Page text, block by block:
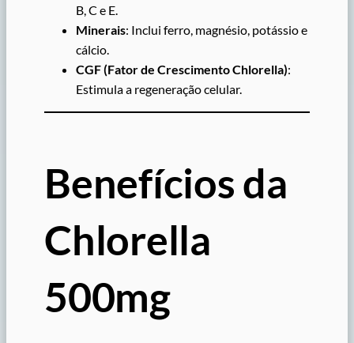
B, C e E.
Minerais: Inclui ferro, magnésio, potássio e
cálcio.
CGF (Fator de Crescimento Chlorella):
Estimula a regeneração celular.
Benefícios da
Chlorella
500mg